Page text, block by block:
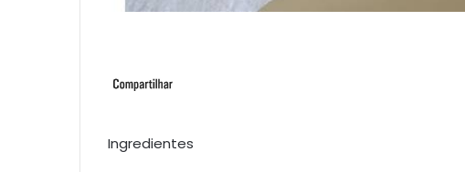
Ingredientes